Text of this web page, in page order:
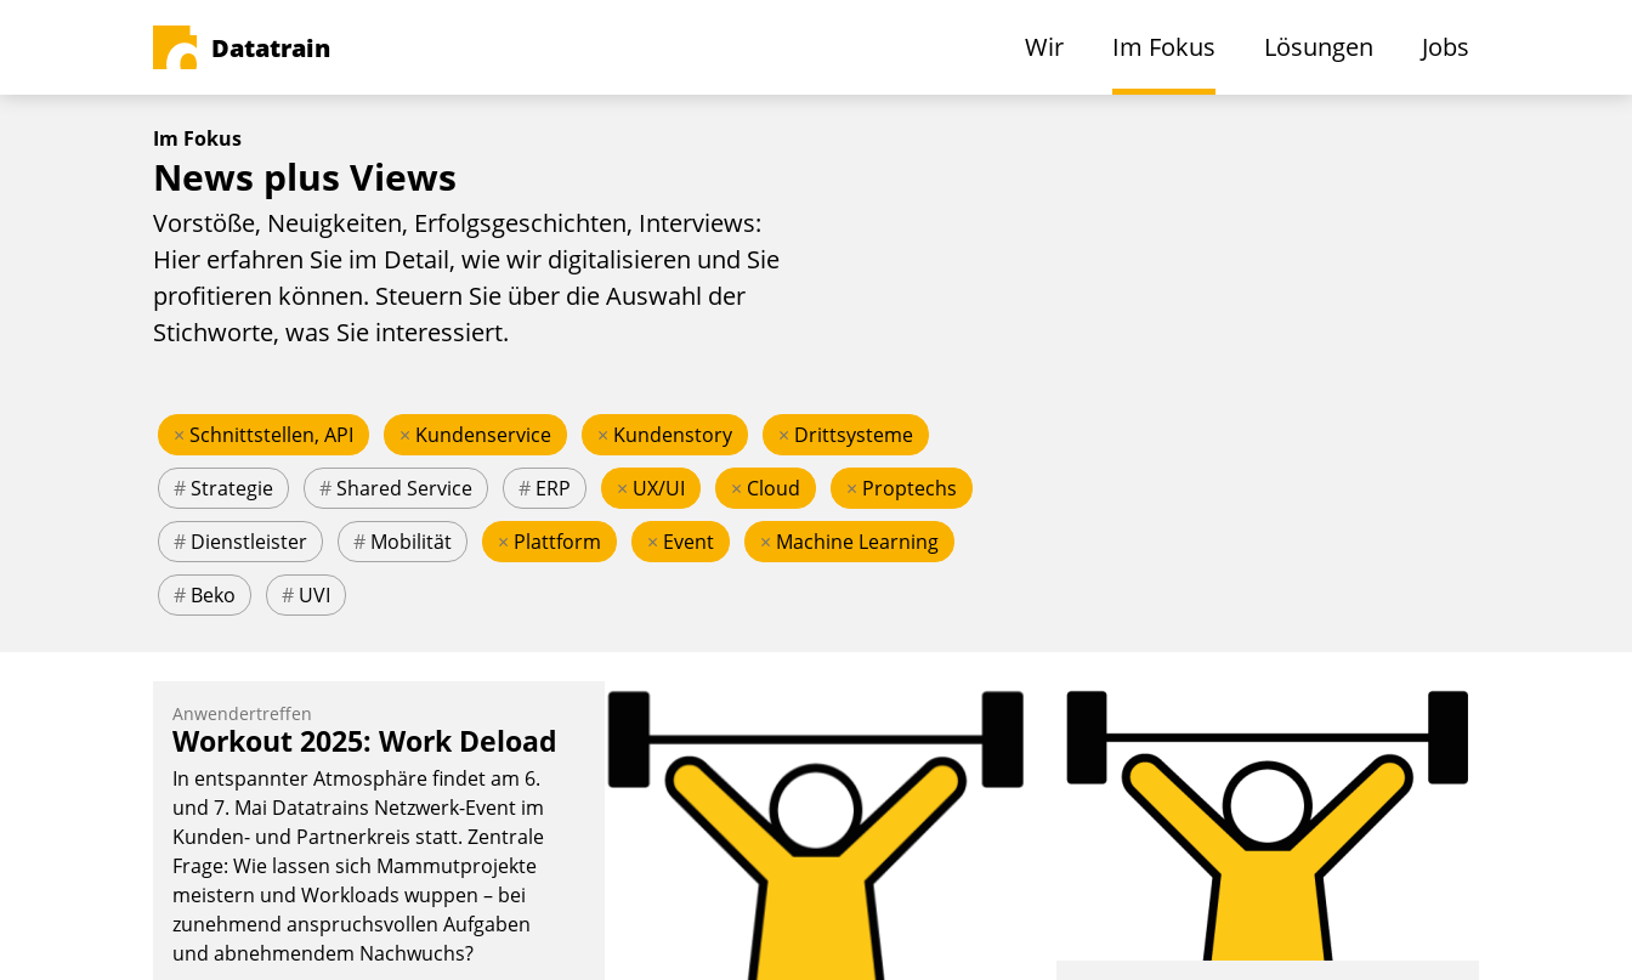
Datatrain Wir Im Fokus Lösungen Jobs
Im Fokus
News plus Views
Vorstöße, Neuigkeiten, Erfolgsgeschichten, Interviews:
Hier erfahren Sie im Detail, wie wir digitalisieren und Sie
profitieren können. Steuern Sie über die Auswahl der
Stichworte, was Sie interessiert.
× Schnittstellen, API × Kundenservice × Kundenstory × Drittsysteme
#Strategie #Shared Service # ERP × UX/UI × Cloud × Proptechs
# Dienstleister # Mobilität × Plattform × Event × Machine Learning
# Beko # UVI
Anwendertreffen
Workout 2025: Work Deload
In entspannter Atmosphäre findet am 6.
und 7. Mai Datatrains Netzwerk-Event im
Kunden- und Partnerkreis statt. Zentrale
Frage: Wie lassen sich Mammutprojekte
meistern und Workloads wuppen – bei
zunehmend anspruchsvollen Aufgaben
und abnehmendem Nachwuchs?